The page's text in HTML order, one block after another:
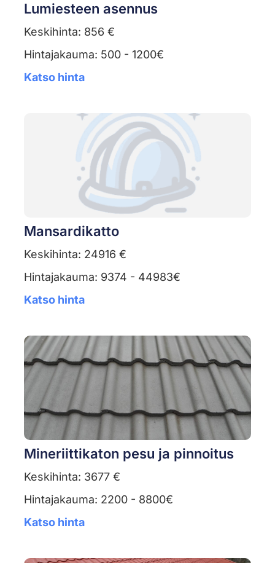
Lumiesteen asennus
Keskihinta: 856 €
Hintajakauma: 500 - 1200€
Katso hinta
Mansardikatto
Keskihinta: 24916 €
Hintajakauma: 9374 - 44983€
Katso hinta
Mineriittikaton pesu ja pinnoitus
Keskihinta: 3677 €
Hintajakauma: 2200 - 8800€
Katso hinta